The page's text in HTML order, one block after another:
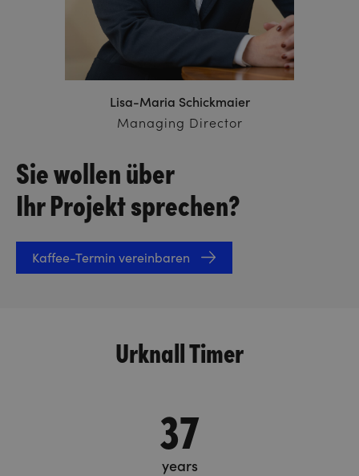
Sie wollen über
Ihr Projekt sprechen?
Kaffee-Termin vereinbaren
Lisa-Maria Schickmaier
Managing Director
Urknall Timer
37
years